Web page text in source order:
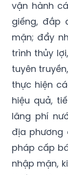
Nông
vét cửa lấy
vận hành
giếng, đắp
mặn; đẩy
trình thủy
tuyên
thực hiện
hiệu quả,
lãng phí
địa phương